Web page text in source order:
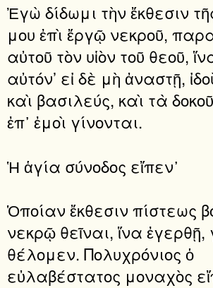
Ἐγὼ δίδωμι τὴν ἔκθεσιν
μου ἐπὶ ἔργῷ νεκροῦ,
αὐτοῦ τὸν υἱὸν τοῦ θεοῦ,
αὐτόν’ εἰ δὲ μὴ ἀναστῇ,
καὶ βασιλεύς, καὶ τὰ
ἐπ᾽ ἐμοὶ γίνονται.
Ἡ ἁγία σύνοδος εἴπεν᾽
Ὁποίαν ἔκθεσιν πίστεως
νεκρῷ θεῖναι, ἵνα
θέλομεν. Πολυχρόνιος ὁ
εὐλαβέστατος μοναχὸς